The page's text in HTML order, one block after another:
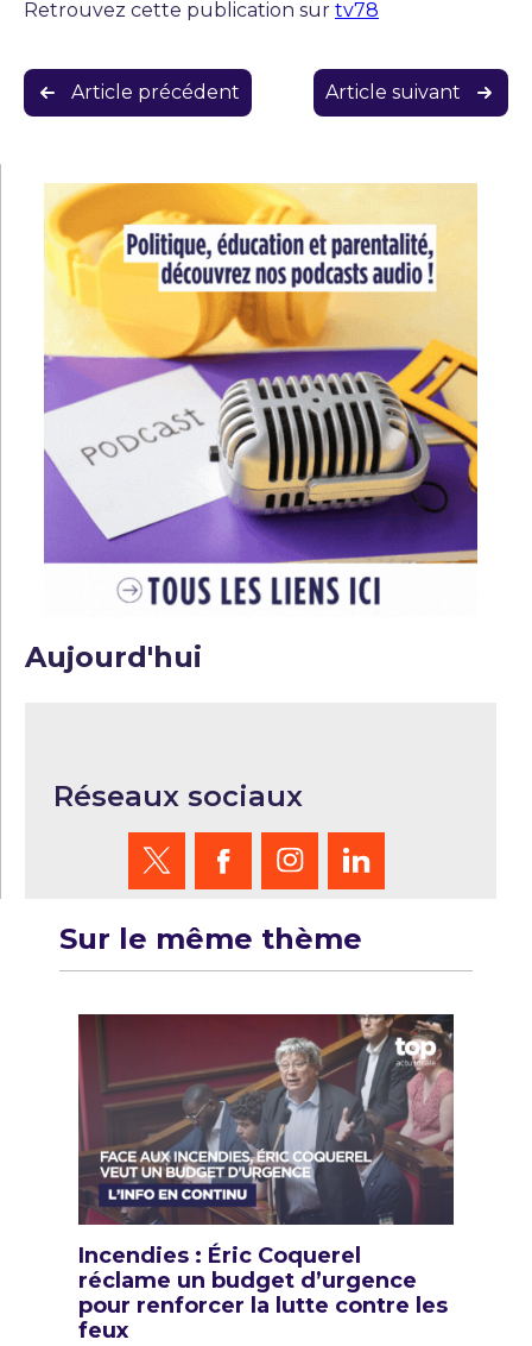
Retrouvez cette publication sur tv78
Navigation
de
Article précédent Article suivant
Aujourd'hui
Réseaux sociaux
Sur le même thème
Incendies : Éric Coquerel
réclame un budget d’urgence
pour renforcer la lutte contre les
feux